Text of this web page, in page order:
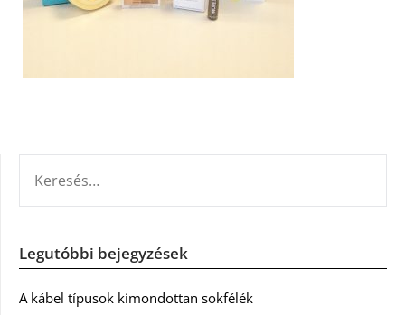
Legutóbbi bejegyzések
A kábel típusok kimondottan sokfélék